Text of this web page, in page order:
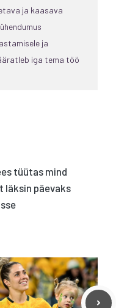
ja kaasava
ja
iga tema töö
tüütas mind
läksin päevaks